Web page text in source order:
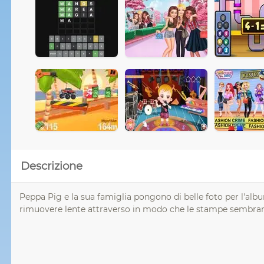
Descrizione
Peppa Pig e la sua famiglia pongono di belle foto per
rimuovere lente attraverso in modo che le stampe